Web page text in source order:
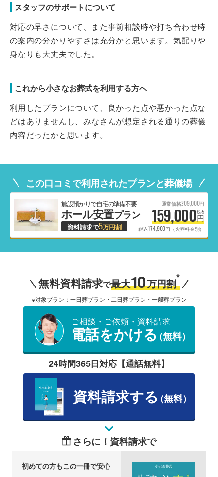
スタッフのサポートについて
対応の早さについて、また事前相談時や打ち合わせ時
の案内の分かりやすさは充分かと思います。気配りや
身なりも大丈夫でした。
これから小さなお葬式を利用する方へ
利用したプランについて、良かった点や悪かった点な
どはありませんし、みなさんが想定される通りの葬儀
内容だったかと思います。
この口コミで利用されたプランと葬儀場
施設預かりで自宅の準備不要
ホール安置プラン
資料請求で5万円割
通常価格209,000円
159,000円
税抜
税込174,900円（火葬料金別）
無料資料請求で最大10万円割
※
※対象プラン：一日葬プラン・二日葬プラン・一般葬プラン
ご相談・ご依頼・資料請求
電話をかける（無料）
24時間365日対応【通話無料】
資料請求する（無料）
さらに！資料請求で
初めての方もこの一冊で安心